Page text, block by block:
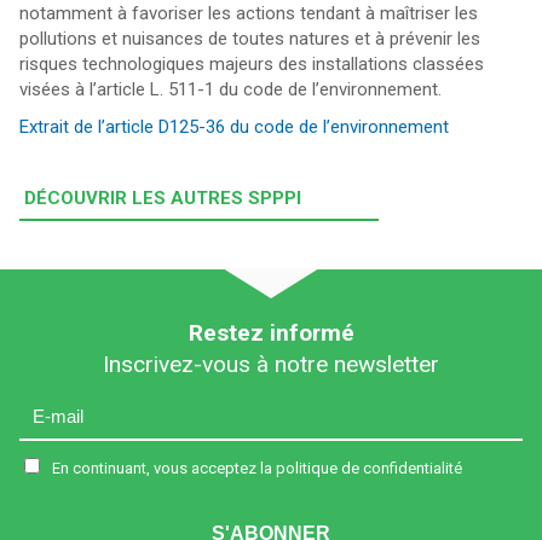
notamment à favoriser les actions tendant à maîtriser les
pollutions et nuisances de toutes natures et à prévenir les
risques technologiques majeurs des installations classées
visées à l’article L. 511-1 du code de l’environnement.
Extrait de l’article D125-36 du code de l’environnement
DÉCOUVRIR LES AUTRES SPPPI
Restez informé
Inscrivez-vous à notre newsletter
En continuant, vous acceptez la politique de confidentialité